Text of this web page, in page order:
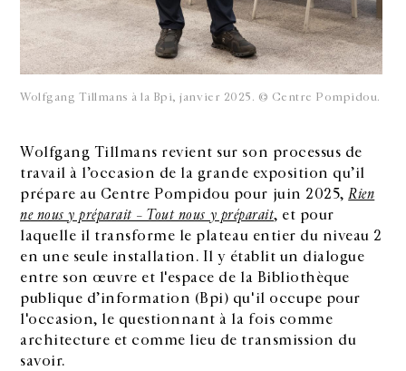
Wolfgang Tillmans à la Bpi, janvier 2025. © Centre Pompidou.
Wolfgang Tillmans revient sur son processus de
travail à l’occasion de la grande exposition qu’il
prépare au Centre Pompidou pour juin 2025,Rien
ne nous y préparait – Tout nous y préparait, et pour
laquelle il transforme le plateau entier du niveau 2
en une seule installation. Il y établit un dialogue
entre son œuvre et l'espace de la Bibliothèque
publique d’information (Bpi) qu'il occupe pour
l'occasion, le questionnant à la fois comme
architecture et comme lieu de transmission du
savoir.